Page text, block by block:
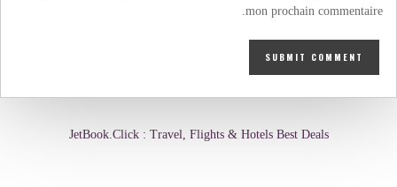
mon prochain commentaire.
JetBook.Click : Travel, Flights & Hotels Best Deals